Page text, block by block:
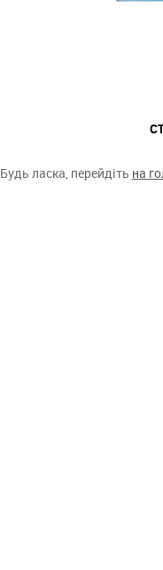
Будь ласка, перейдіть на